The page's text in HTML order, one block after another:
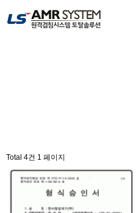
Total 4건 1 페이지